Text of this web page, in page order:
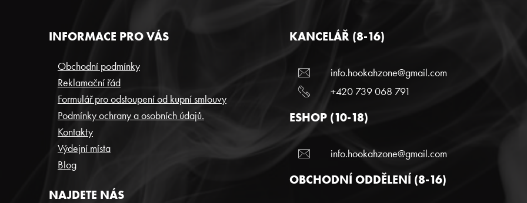
INFORMACE PRO VÁS
Obchodní podmínky
Reklamační řád
Formulář pro odstoupení od kupní smlouvy
Podmínky ochrany a osobních údajů.
Kontakty
Výdejní místa
Blog
NAJDETE NÁS
KANCELÁŘ (8-16)
info.hookahzone@gmail.com
+420 739 068 791
ESHOP (10-18)
info.hookahzone@gmail.com
OBCHODNÍ ODDĚLENÍ (8-16)